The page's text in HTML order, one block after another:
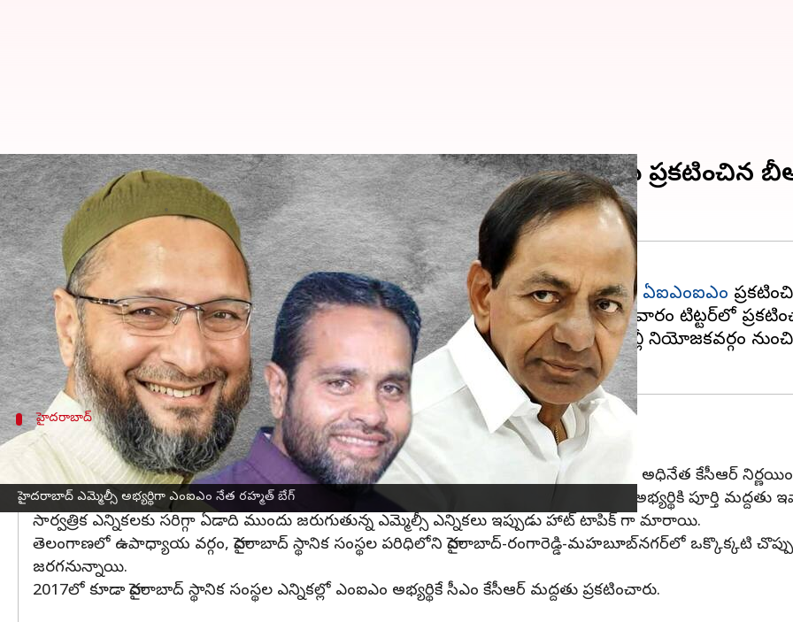
హైదరాబాద్ ఎమ్మెల్సీ అభ్యర్థిగా ఎంఐఎం నేత రహ్మత్ బేగ్‌
హైదరాబాద్ ఎమ్మెల్సీ అభ్యర్థిగా ఎంఐఎం నేత రహ్మత్ బేగ్‌; మద్దతు ప్రకటించిన
వ్రాసిన వారు Stalin Feb 21, 2023
ఈ వార్తాకథనం ఏంటి
త్వరలో జరగనున్నహైదరాబాద్స్థానిక సంస్థలఎమ్మెల్సీ ఎన్నికలకుసంబంధించి తన అభ్యర్థిని ఏఐఎంఐఎం
లెజిస్లేటివ్ కౌన్సిల్ ఎన్నికల్లో పోటీ చేస్తారని ఏఐఎంఐఎం అధ్యక్షుడు అసదుద్దీన్ ఒవైసీ మంగళవారం ట్విట్టర్‌లో
రహ్మత్ బేగ్ చాలా కాలంగా ఏఐఎంఐఎంతో కొనసాగుతున్నారు. గతంలో రాజేంద్రనగర్ అసెంబ్లీ నియోజకవర్గం
హైదరాబాద్
ఎమ్మెల్సీ ఎన్నికల్లో ఎంఐఎంకు బీఆర్‌ఎస్‌ మద్దతు
హైదరాబాద్ స్థానిక సంస్థల ఎన్నికల్లో మిత్రపక్షమైన ఎంఐఎం పార్టీ అభ్యర్థికి మద్దతు ఇవ్వాలని బీఆర్ఎస్ అధినేత కేసీఆర్
ప్రకటించాలని ఎంఐఎం అభ్యర్థించింది. ఈ మేరకు సీఎం కేసీఆర్ పార్టీ సీనియర్లతో చర్చించి ఎంఐఎం అభ్యర్థికి పూర్తి మద్దతు
సార్వత్రిక ఎన్నికలకు సరిగ్గా ఏడాది ముందు జరుగుతున్న ఎమ్మెల్సీ ఎన్నికలు ఇప్పుడు హాట్ టాపిక్ గా మారాయి.
తెలంగాణలో ఉపాధ్యాయ వర్గం, హైదరాబాద్ స్థానిక సంస్థల పరిధిలోని హైదరాబాద్-రంగారెడ్డి-మహబూబ్‌నగర్‌లో ఒక్కొక్కటి చొప్పున
జరగనున్నాయి.
2017లో కూడా హైదరాబాద్ స్థానిక సంస్థల ఎన్నికల్లో ఎంఐఎం అభ్యర్థికే సీఎం కేసీఆర్ మద్దతు ప్రకటించారు.